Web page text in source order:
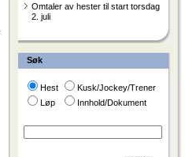
Omtaler av hester til start torsdag
2. juli
Søk
Hest
Kusk/Jockey/Trener
Løp
Innhold/Dokument